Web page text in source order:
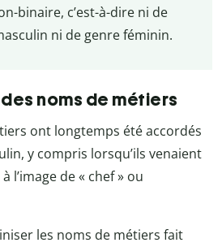
binaire, c’est-à-dire ni de
ni de genre féminin.
noms de métiers
ont longtemps été accordés
y compris lorsqu’ils venaient
l’image de « chef » ou
les noms de métiers fait